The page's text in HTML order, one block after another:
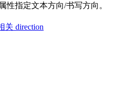
性指定文本方向/书写方向。
关 direction